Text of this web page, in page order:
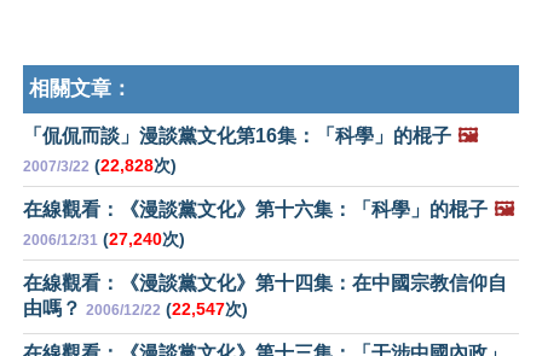
相關文章：
「侃侃而談」漫談黨文化第16集：「科學」的棍子 🖼️
2007/3/22 (22,828次)
在線觀看：《漫談黨文化》第十六集：「科學」的棍子 🖼️
2006/12/31 (27,240次)
在線觀看：《漫談黨文化》第十四集：在中國宗教信仰自
由嗎？ 2006/12/22 (22,547次)